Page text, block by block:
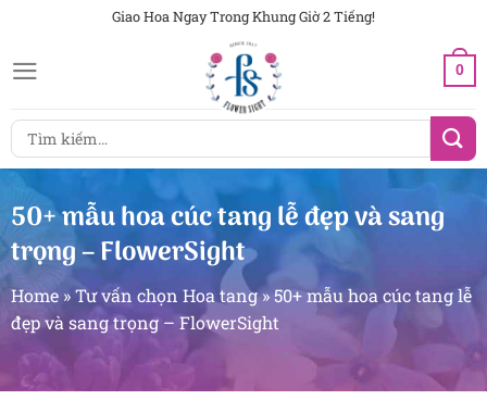
nội
Giao Hoa Ngay Trong Khung Giờ 2 Tiếng!
0
Tìm
kiếm:
50+ mẫu hoa cúc tang lễ đẹp và sang
trọng – FlowerSight
Home »Tư vấn chọn Hoa tang»50+ mẫu hoa cúc tang lễ
đẹp và sang trọng – FlowerSight